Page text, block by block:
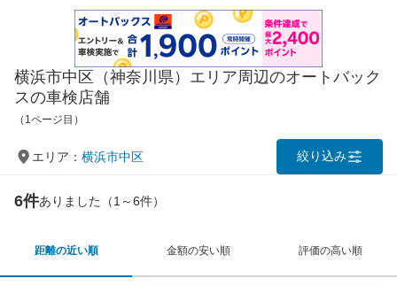
横浜市中区（神奈川県）エリア周辺のオートバック
スの車検店舗
（1ページ目）
エリア： 横浜市中区 絞り込み
6件ありました（1～6件）
距離の近い順 金額の安い順 評価の高い順